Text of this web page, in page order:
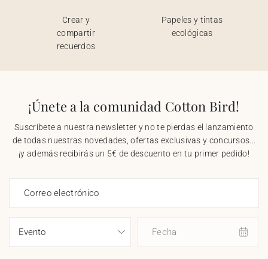
Crear y
compartir
recuerdos
Papeles y tintas
ecológicas
¡Únete a la comunidad Cotton Bird!
Suscríbete a nuestra newsletter y no te pierdas el lanzamiento
de todas nuestras novedades, ofertas exclusivas y concursos...
¡y además recibirás un 5€ de descuento en tu primer pedido!
Correo electrónico
Fecha